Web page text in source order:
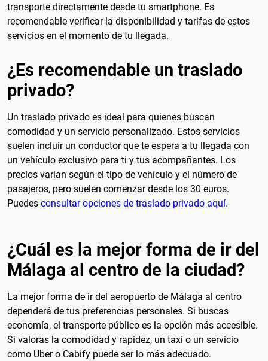
transporte directamente desde tu smartphone. Es
recomendable verificar la disponibilidad y tarifas de estos
servicios en el momento de tu llegada.
¿Es recomendable un traslado
privado?
Un traslado privado es ideal para quienes buscan
comodidad y un servicio personalizado. Estos servicios
suelen incluir un conductor que te espera a tu llegada con
un vehículo exclusivo para ti y tus acompañantes. Los
precios varían según el tipo de vehículo y el número de
pasajeros, pero suelen comenzar desde los 30 euros.
Puedes consultar opciones de traslado privado aquí.
¿Cuál es la mejor forma de ir del
Málaga al centro de la ciudad?
La mejor forma de ir del aeropuerto de Málaga al centro
dependerá de tus preferencias personales. Si buscas
economía, el transporte público es la opción más accesible.
Si valoras la comodidad y rapidez, un taxi o un servicio
como Uber o Cabify puede ser lo más adecuado.